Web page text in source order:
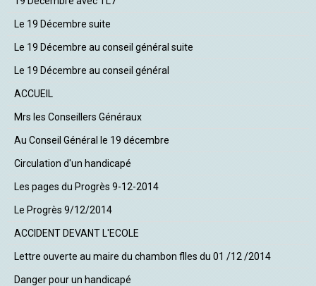
Le 19 Décembre suite
Le 19 Décembre au conseil général suite
Le 19 Décembre au conseil général
ACCUEIL
Mrs les Conseillers Généraux
Au Conseil Général le 19 décembre
Circulation d'un handicapé
Les pages du Progrès 9-12-2014
Le Progrès 9/12/2014
ACCIDENT DEVANT L'ECOLE
Lettre ouverte au maire du chambon flles du 01 /12 /2014
Danger pour un handicapé